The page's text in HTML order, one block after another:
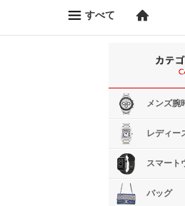
すべて
メンズ腕
レディー
スマート
バッグ